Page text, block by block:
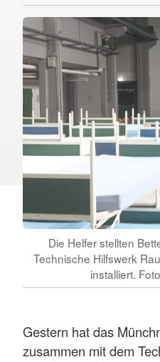
Die Helfer stellten
Technische Hilfswerk
installiert.
Gestern hat das
zusammen mit dem